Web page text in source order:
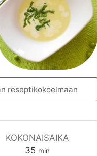
reseptikokoelmaan
KOKONAISAIKA
35mmin